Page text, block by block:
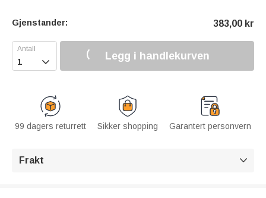
Gjenstander: 383,00 kr
 Legg i handlekurven
99 dagers returrett Sikker shopping Garantert personvern
Frakt 